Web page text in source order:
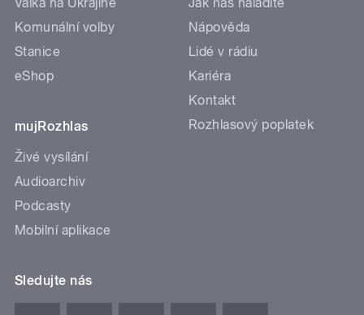
Válka na Ukrajině
Komunální volby
Stanice
eShop
mujRozhlas
Živé vysílání
Audioarchiv
Podcasty
Mobilní aplikace
Jak nás naladíte
Nápověda
Lidé v rádiu
Kariéra
Kontakt
Rozhlasový poplatek
Sledujte nás